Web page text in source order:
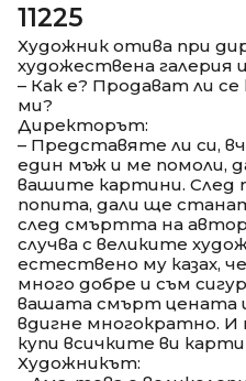
11225
Художник отива при
художествена галерия
– Как е? Продават ли
ми?
Директорът:
– Представяте ли си,
един мъж и ме помоли,
вашите картини. След
попита, дали ще
след смъртта на
случва с великите
естествено му казах,
много добре и съм
вашата смърт цената
вдигне многократно. И
купи всичките ви
Художникът: